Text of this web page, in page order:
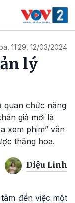
11:29, 12/03/2024
lý
quan chức năng
giả mới là
xem phim” văn
thăng hoa.
Diệu Linh
đến việc một